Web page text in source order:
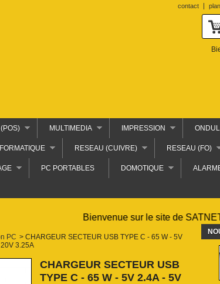
contact
MULTIMEDIA IMPRESSION
RESEAU (CUIVRE) RESEAU (FO)
PC PORTABLES DOMOTIQUE
Bienvenue sur le site de SATNET
PC > CHARGEUR SECTEUR USB TYPE C - 65 W - 5V
3.25A
CHARGEUR SECTEUR USB
TYPE C - 65 W - 5V 2.4A - 5V